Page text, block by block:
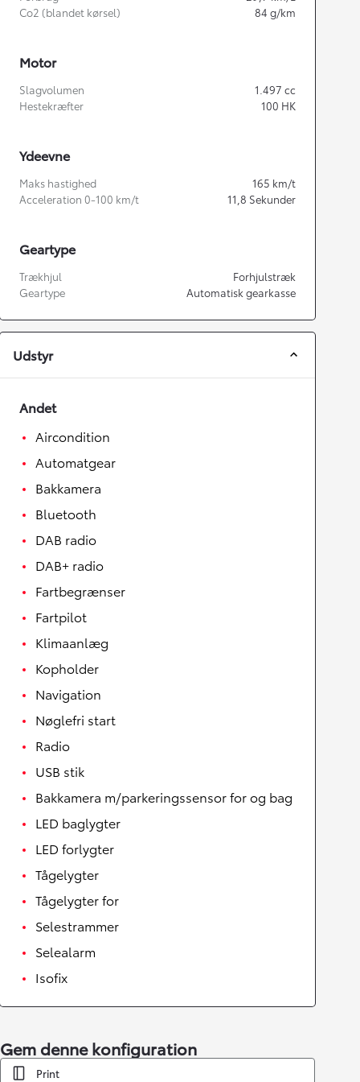
Co2 (blandet kørsel)
84 g/km
Motor
Slagvolumen 1.497 cc
Hestekræfter
100 HK
Ydeevne
Maks hastighed 165 km/t
Acceleration 0-100 km/t
11,8 Sekunder
Geartype
Trækhjul
Forhjulstræk
Geartype
Automatisk gearkasse
Udstyr
Andet
Aircondition
Automatgear
Bakkamera
Bluetooth
DAB radio
DAB+ radio
Fartbegrænser
Fartpilot
Klimaanlæg
Kopholder
Navigation
Nøglefri start
Radio
USB stik
Bakkamera m/parkeringssensor for og bag
LED baglygter
LED forlygter
Tågelygter
Tågelygter for
Selestrammer
Selealarm
Isofix
Gem denne konfiguration
Print